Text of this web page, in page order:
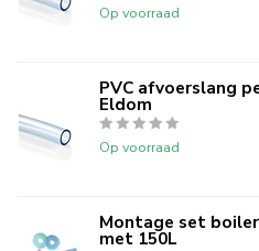
Op voorraad
PVC afvoerslang
Eldom
Op voorraad
Montage set
met 150L